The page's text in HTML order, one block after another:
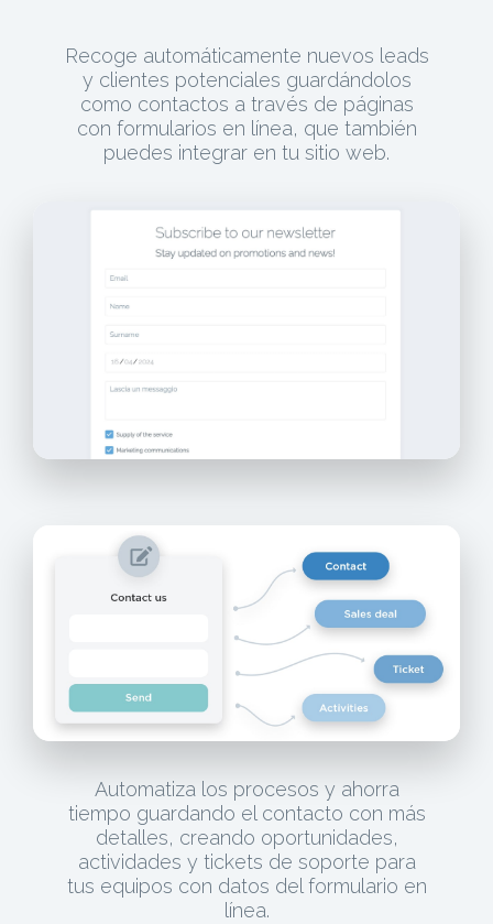
Recoge automáticamente nuevos leads
y clientes potenciales guardándolos
como contactos a través de páginas
con formularios en línea, que también
puedes integrar en tu sitio web.
Automatiza los procesos y ahorra
tiempo guardando el contacto con más
detalles, creando oportunidades,
actividades y tickets de soporte para
tus equipos con datos del formulario en
línea.